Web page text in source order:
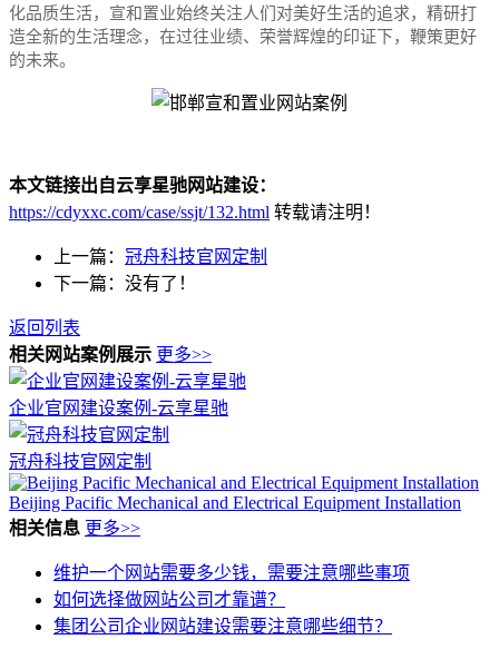
化品质生活，宣和置业始终关注人们对美好生活的追求，精研打
造全新的生活理念，在过往业绩、荣誉辉煌的印证下，鞭策更好
的未来。
本文链接出自云享星驰网站建设：
https://cdyxxc.com/case/ssjt/132.html 转载请注明！
上一篇： 冠舟科技官网定制
下一篇：没有了！
返回列表
相关网站案例展示 更多>>
企业官网建设案例-云享星驰
冠舟科技官网定制
Beijing Pacific Mechanical and Electrical Equipment Installation
相关信息 更多>>
维护一个网站需要多少钱，需要注意哪些事项
如何选择做网站公司才靠谱？
集团公司企业网站建设需要注意哪些细节？